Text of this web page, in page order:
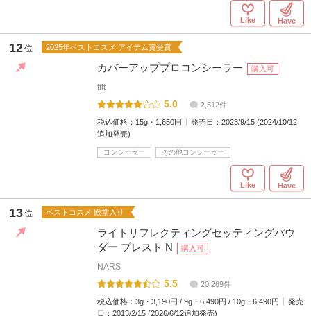
Like Have
12位 2025年ベストコスメ アイテム賞受賞
カバーアッププロコンシーラー 購入可
tfit
5.0 2,512件
税込価格： 15g・1,650円 発売日： 2023/9/15 (2024/10/12
追加発売)
コンシーラー その他コンシーラー
Like Have
13位 ベストコスメ 殿堂入り
ライトリフレクティングセッティングパウ
ダー プレスト N
購入可
NARS
5.5 20,269件
税込価格： 3g・3,190円 / 9g・6,490円 / 10g・6,490円
発売
日： 2013/2/15 (2026/6/12追加発売)